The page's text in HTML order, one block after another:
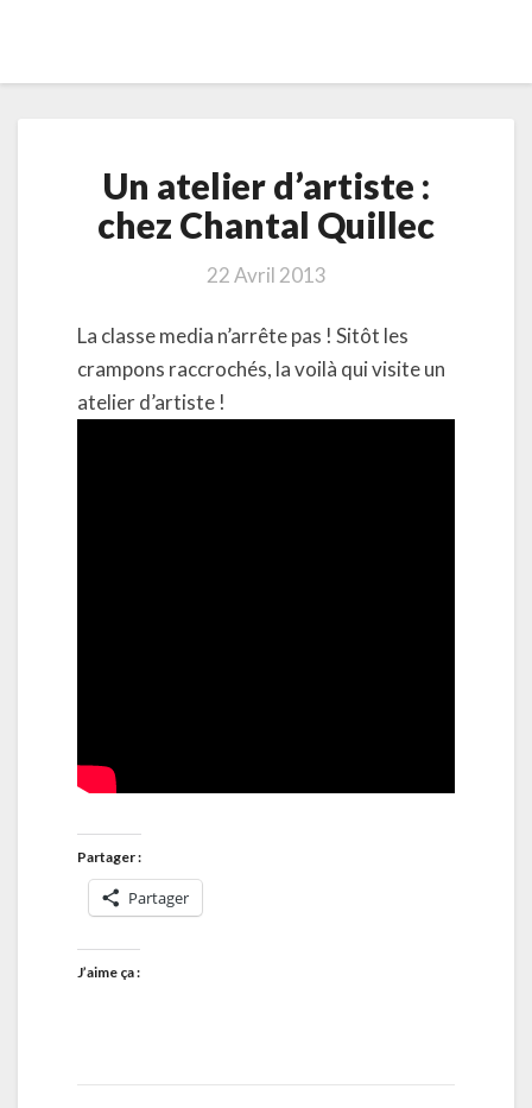
atelier
d’artiste
:
Chantal
Un atelier d’artiste :
chez Chantal Quillec
22 Avril 2013
La classe media n’arrête pas ! Sitôt les
crampons raccrochés, la voilà qui visite un
atelier d’artiste !
Partager :
Partager
J’aime ça :